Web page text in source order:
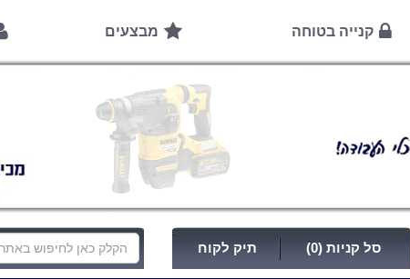
קנייה בטוחה מבצעים
סל קניות (0) תיק לקוח